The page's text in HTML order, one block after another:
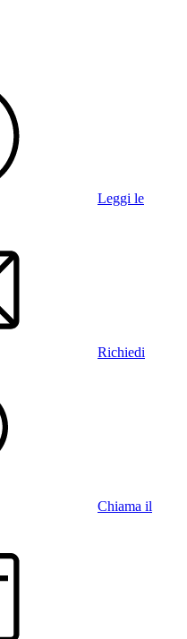
Leggi le
Richiedi
Chiama il